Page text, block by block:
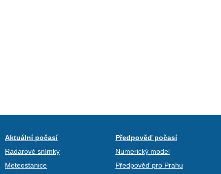
Aktuální počasí
Radarové snímky
Meteostanice
Předpověď počasí
Numerický model
Předpověď pro Prahu